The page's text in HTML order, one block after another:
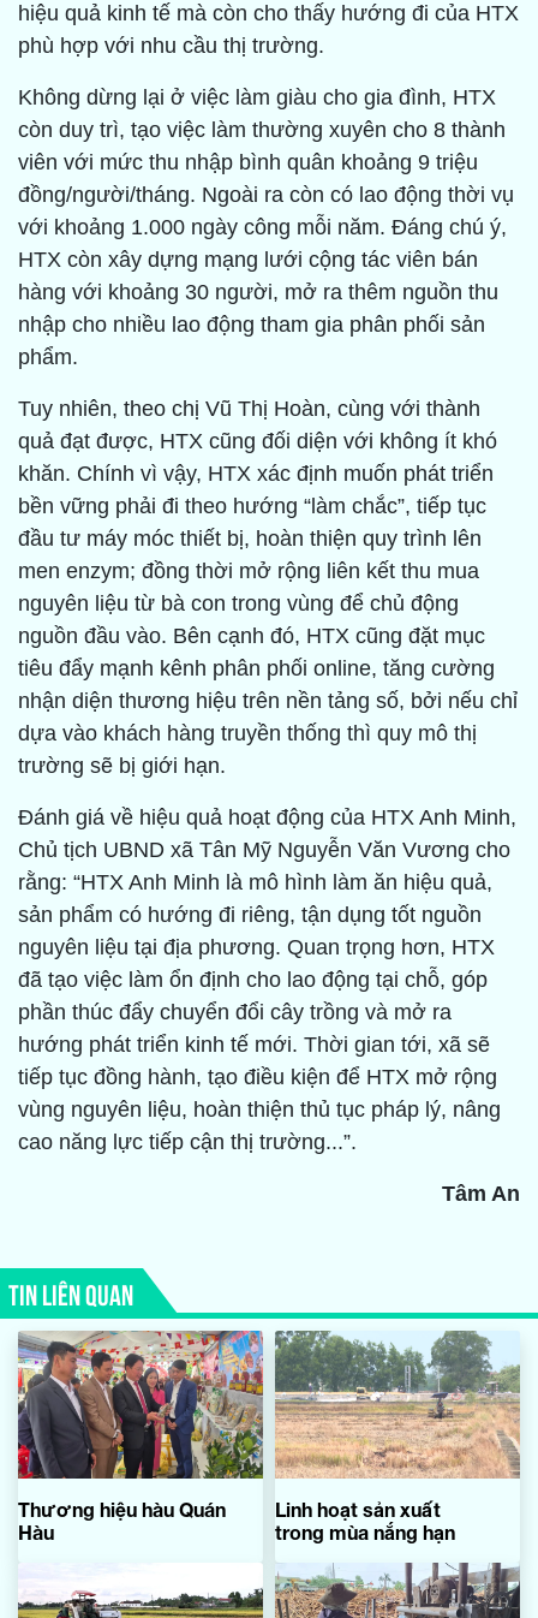
hiệu quả kinh tế mà còn cho thấy hướng đi của HTX
phù hợp với nhu cầu thị trường.
Không dừng lại ở việc làm giàu cho gia đình, HTX
còn duy trì, tạo việc làm thường xuyên cho 8 thành
viên với mức thu nhập bình quân khoảng 9 triệu
đồng/người/tháng. Ngoài ra còn có lao động thời vụ
với khoảng 1.000 ngày công mỗi năm. Đáng chú ý,
HTX còn xây dựng mạng lưới cộng tác viên bán
hàng với khoảng 30 người, mở ra thêm nguồn thu
nhập cho nhiều lao động tham gia phân phối sản
phẩm.
Tuy nhiên, theo chị Vũ Thị Hoàn, cùng với thành
quả đạt được, HTX cũng đối diện với không ít khó
khăn. Chính vì vậy, HTX xác định muốn phát triển
bền vững phải đi theo hướng “làm chắc”, tiếp tục
đầu tư máy móc thiết bị, hoàn thiện quy trình lên
men enzym; đồng thời mở rộng liên kết thu mua
nguyên liệu từ bà con trong vùng để chủ động
nguồn đầu vào. Bên cạnh đó, HTX cũng đặt mục
tiêu đẩy mạnh kênh phân phối online, tăng cường
nhận diện thương hiệu trên nền tảng số, bởi nếu chỉ
dựa vào khách hàng truyền thống thì quy mô thị
trường sẽ bị giới hạn.
Đánh giá về hiệu quả hoạt động của HTX Anh Minh,
Chủ tịch UBND xã Tân Mỹ Nguyễn Văn Vương cho
rằng: “HTX Anh Minh là mô hình làm ăn hiệu quả,
sản phẩm có hướng đi riêng, tận dụng tốt nguồn
nguyên liệu tại địa phương. Quan trọng hơn, HTX
đã tạo việc làm ổn định cho lao động tại chỗ, góp
phần thúc đẩy chuyển đổi cây trồng và mở ra
hướng phát triển kinh tế mới. Thời gian tới, xã sẽ
tiếp tục đồng hành, tạo điều kiện để HTX mở rộng
vùng nguyên liệu, hoàn thiện thủ tục pháp lý, nâng
cao năng lực tiếp cận thị trường...”.
Tâm An
TIN LIÊN QUAN
Thương hiệu hàu Quán
Hàu
Linh hoạt sản xuất
trong mùa nắng hạn